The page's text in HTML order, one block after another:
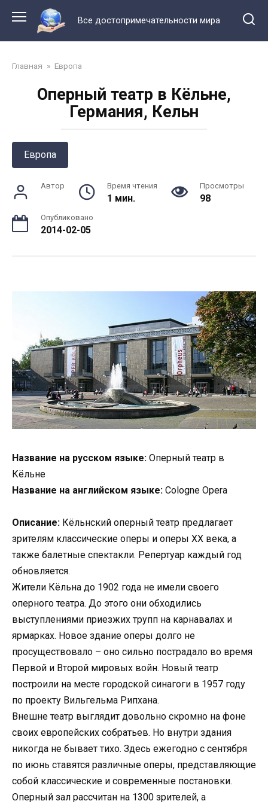
контенту
Все достопримечательности мира
Главная » Европа
Оперный театр в Кёльне,
Германия, Кельн
Европа
Автор Время чтения
1 мин.
Просмотры
98
Опубликовано
2014-02-05
Название на русском языке: Оперный театр в
Кёльне
Название на английском языке: Cologne Opera
Описание: Кёльнский оперный театр предлагает
зрителям классические оперы и оперы ХХ века, а
также балетные спектакли. Репертуар каждый год
обновляется.
Жители Кёльна до 1902 года не имели своего
оперного театра. До этого они обходились
выступлениями приезжих трупп на карнавалах и
ярмарках. Новое здание оперы долго не
просуществовало – оно сильно пострадало во время
Первой и Второй мировых войн. Новый театр
построили на месте городской синагоги в 1957 году
по проекту Вильгельма Рипхана.
Внешне театр выглядит довольно скромно на фоне
своих европейских собратьев. Но внутри здания
никогда не бывает тихо. Здесь ежегодно с сентября
по июнь ставятся различные оперы, представляющие
собой классические и современные постановки.
Оперный зал рассчитан на 1300 зрителей, а